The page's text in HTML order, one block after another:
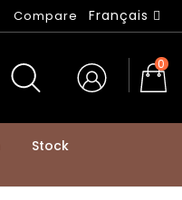
Compare Français
0
Stock